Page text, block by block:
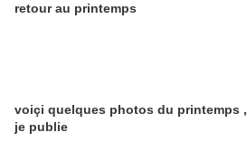
retour au printemps
voiçi quelques photos du printemps ,
je publie